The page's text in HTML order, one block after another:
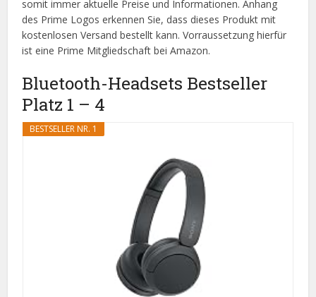
somit immer aktuelle Preise und Informationen. Anhang
des Prime Logos erkennen Sie, dass dieses Produkt mit
kostenlosen Versand bestellt kann. Vorraussetzung hierfür
ist eine Prime Mitgliedschaft bei Amazon.
Bluetooth-Headsets Bestseller
Platz 1 – 4
BESTSELLER NR. 1